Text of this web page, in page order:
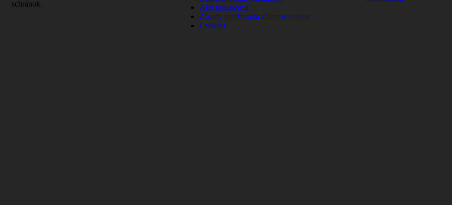
schránok.
Ako nakupovať
Zásady používania súborov cookie
Cookies